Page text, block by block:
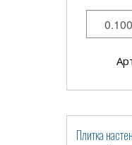
Плитка